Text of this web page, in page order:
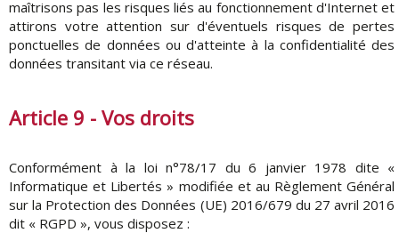
maîtrisons pas les risques liés au fonctionnement d'Internet et
attirons votre attention sur d'éventuels risques de pertes
ponctuelles de données ou d'atteinte à la confidentialité des
données transitant via ce réseau.
Article 9 - Vos droits
Conformément à la loi n°78/17 du 6 janvier 1978 dite «
Informatique et Libertés » modifiée et au Règlement Général
sur la Protection des Données (UE) 2016/679 du 27 avril 2016
dit « RGPD », vous disposez :